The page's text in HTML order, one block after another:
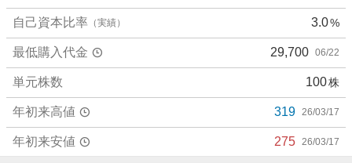
自己資本比率 （実績） 3.0%
最低購入代金 29,700 06/22
単元株数 100株
年初来高値 319 26/03/17
年初来安値 275 26/03/17